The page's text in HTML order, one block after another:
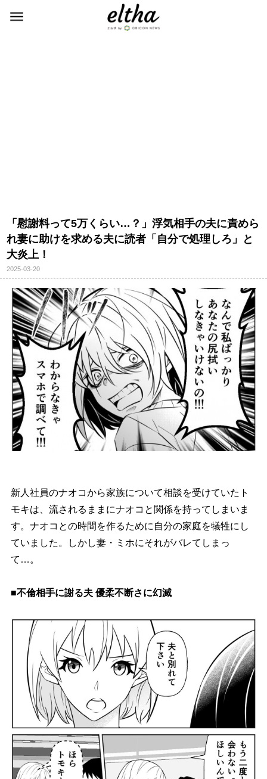
「慰謝料って5万くらい…？」浮気相手の夫に責めら
れ妻に助けを求める夫に読者「自分で処理しろ」と
大炎上！
2025-03-20
新人社員のナオコから家族について相談を受けていたト
モキは、流されるままにナオコと関係を持ってしまいま
す。ナオコとの時間を作るために自分の家庭を犠牲にし
ていました。しかし妻・ミホにそれがバレてしまっ
て…。
■不倫相手に謝る夫 優柔不断さに幻滅